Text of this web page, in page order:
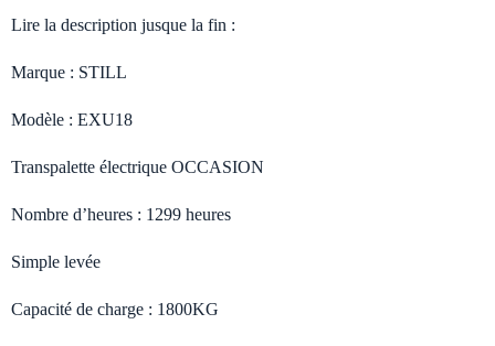
Lire la description jusque la fin :
Marque : STILL
Modèle : EXU18
Transpalette électrique OCCASION
Nombre d’heures : 1299 heures
Simple levée
Capacité de charge : 1800KG